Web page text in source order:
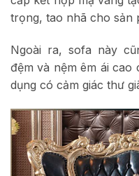
trọng, tao nhã cho sản
Ngoài ra, sofa này
đệm và nệm êm ái cao
dụng có cảm giác thư